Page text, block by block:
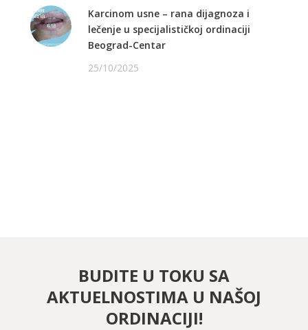
Karcinom usne – rana dijagnoza i
lečenje u specijalističkoj ordinaciji
Beograd-Centar
25/10/2025
BUDITE U TOKU SA
AKTUELNOSTIMA U NAŠOJ
ORDINACIJI!